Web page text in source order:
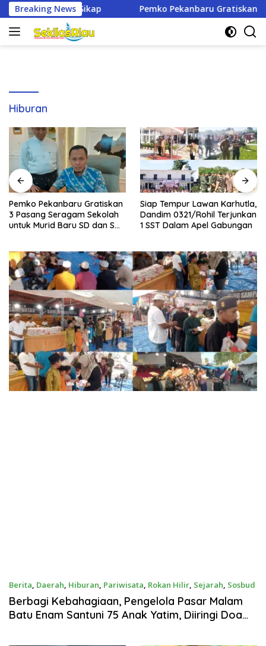
Langsung
ke
konten
Breaking News
Pemko Pekanbaru Gratiskan 3 Pasang Seragam
Hiburan
Pemko Pekanbaru Gratiskan
3 Pasang Seragam Sekolah
untuk Murid Baru SD dan SMP
Siap Tempur Lawan Karhutla,
Dandim 0321/Rohil Terjunkan
1 SST Dalam Apel Gabungan
Berita, Daerah, Hiburan, Pariwisata, Rokan Hilir, Sejarah, Sosbud
Juli 10, 2026
Berbagi Kebahagiaan, Pengelola Pasar Malam
Batu Enam Santuni 75 Anak Yatim, Diiringi Doa